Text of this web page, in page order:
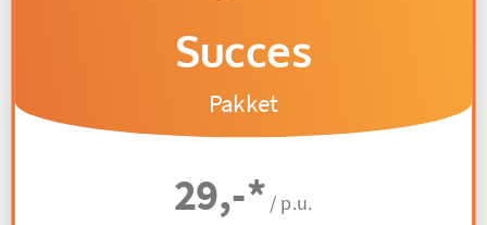
Succes
Pakket
29,-* / p.u.